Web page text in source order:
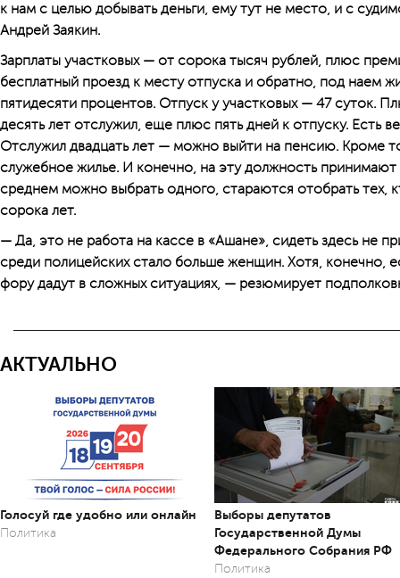
к нам с целью добывать деньги, ему тут не место, и с
Андрей Заякин.
Зарплаты участковых — от сорока тысяч рублей, плюс
бесплатный проезд к месту отпуска и обратно, под наем
пятидесяти процентов. Отпуск у участковых — 47 суток.
десять лет отслужил, еще плюс пять дней к отпуску. Есть
Отслужил двадцать лет — можно выйти на пенсию. Кроме
служебное жилье. И конечно, на эту должность принимают
среднем можно выбрать одного, стараются отобрать тех,
сорока лет.
— Да, это не работа на кассе в «Ашане», сидеть здесь не
среди полицейских стало больше женщин. Хотя, конечно,
фору дадут в сложных ситуациях, — резюмирует
АКТУАЛЬНО
Голосуй где удобно или онлайн
Политика
Выборы депутатов
Государственной Думы
Федерального Собрания РФ
Политика